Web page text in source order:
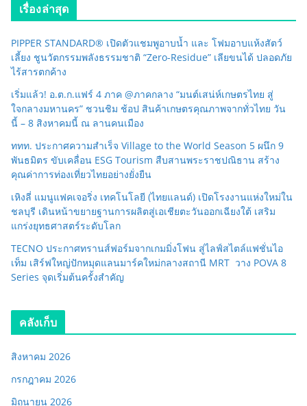
เรื่องล่าสุด
PIPPER STANDARD® เปิดตัวแชมพูอาบน้ำ และ โฟมอาบแห้งสัตว์
เลี้ยง ชูนวัตกรรมพลังธรรมชาติ “Zero-Residue” เลียขนได้ ปลอดภัย
ไร้สารตกค้าง
เริ่มแล้ว! อ.ต.ก.แฟร์ 4 ภาค @ภาคกลาง “มนต์เสน่ห์เกษตรไทย สู่
ใจกลางมหานคร” ชวนชิม ช้อป สินค้าเกษตรคุณภาพจากทั่วไทย วัน
นี้ – 8 สิงหาคมนี้ ณ ลานคนเมือง
ททท. ประกาศความสำเร็จ Village to the World Season 5 ผนึก 9
พันธมิตร ขับเคลื่อน ESG Tourism สืบสานพระราชปณิธาน สร้าง
คุณค่าการท่องเที่ยวไทยอย่างยั่งยืน
เหิงลี่ แมนูแฟคเจอริ่ง เทคโนโลยี (ไทยแลนด์) เปิดโรงงานแห่งใหม่ใน
ชลบุรี เดินหน้าขยายฐานการผลิตสู่เอเชียตะวันออกเฉียงใต้ เสริม
แกร่งยุทธศาสตร์ระดับโลก
TECNO ประกาศทรานส์ฟอร์มจากเกมมิ่งโฟน สู่ไลฟ์สไตล์แฟชั่นไอ
เท็ม เสิร์ฟใหญ่ปักหมุดแลนมาร์คใหม่กลางสถานี MRT วาง POVA 8
Series จุดเริ่มต้นครั้งสำคัญ
คลังเก็บ
สิงหาคม 2026
กรกฎาคม 2026
มิถุนายน 2026